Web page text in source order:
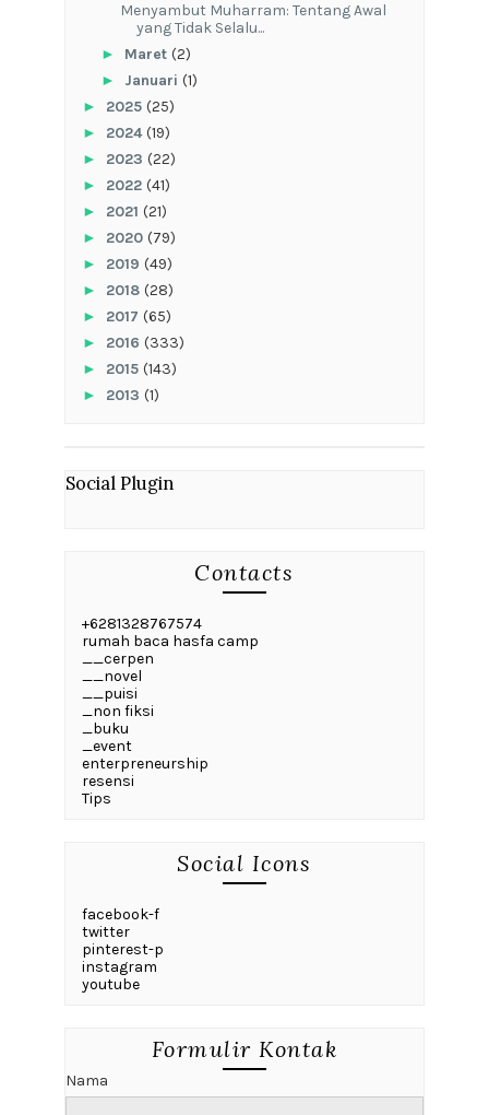
Menyambut Muharram: Tentang Awal
yang Tidak Selalu...
► Maret (2)
► Januari (1)
► 2025 (25)
► 2024(19)
► 2023 (22)
► 2022 (41)
► 2021 (21)
► 2020 (79)
► 2019 (49)
► 2018 (28)
► 2017 (65)
► 2016 (333)
► 2015 (143)
► 2013 (1)
Social Plugin
Contacts
+6281328767574
rumah baca hasfa camp
__cerpen
__novel
__puisi
_non fiksi
_buku
_event
enterpreneurship
resensi
Tips
Social Icons
facebook-f
twitter
pinterest-p
instagram
youtube
Formulir Kontak
Nama